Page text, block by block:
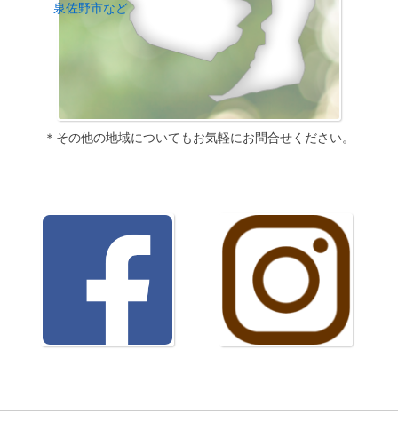
泉佐野市など
＊その他の地域についてもお気軽にお問合せください。